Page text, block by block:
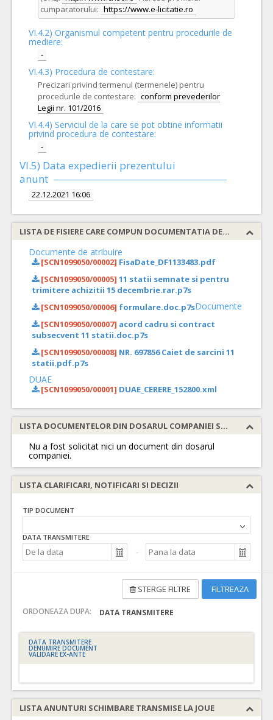
cumparatorului: https://www.e-licitatie.ro
VI.4.2) Organismul competent pentru procedurile de
mediere:
-
VI.4.3) Procedura de contestare:
Precizari privind termenul (termenele) pentru
procedurile de contestare: conform prevederilor
Legii nr. 101/2016
VI.4.4) Serviciul de la care se pot obtine informatii
privind procedura de contestare:
-
VI.5) Data expedierii prezentului
anunt
22.12.2021 16:06
LISTA DE FISIERE CARE COMPUN DOCUMENTATIA DE ATRIBUIRE
Documente de atribuire
[SCN1099050/00002] FisaDate_DF1133483.pdf
[SCN1099050/00005] 11 statii semnate si pentru
trimitere achizitii 15 decembrie.rar.p7s
[SCN1099050/00006] formulare.doc.p7s
[SCN1099050/00007] acord cadru si contract
subsecvent 11 statii.doc.p7s
[SCN1099050/00008] NR. 697856 Caiet de sarcini 11
statii.pdf.p7s
Documente
DUAE
[SCN1099050/00001] DUAE_CERERE_152800.xml
LISTA DOCUMENTELOR DIN DOSARUL COMPANIEI SOLICITATE
Nu a fost solicitat nici un document din dosarul
companiei.
LISTA CLARIFICARI, NOTIFICARI SI DECIZII
TIP DOCUMENT
DATA TRANSMITERE
FILTREAZA
STERGE FILTRE
ORDONEAZA DUPA: DATA TRANSMITERE
DATA TRANSMITERE
DENUMIRE DOCUMENT
VALIDARE EX-ANTE
LISTA ANUNTURI SCHIMBARE TRANSMISE LA JOUE